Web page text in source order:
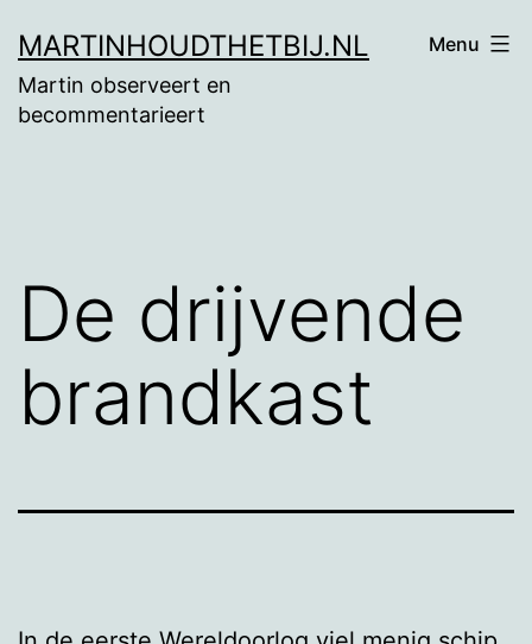
naar
de
MARTINHOUDTHETBIJ.NL
Martin observeert en
becommentarieert
Menu
De drijvende
brandkast